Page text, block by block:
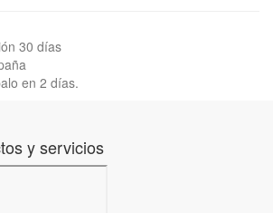
30 días
en 2 días.
y servicios